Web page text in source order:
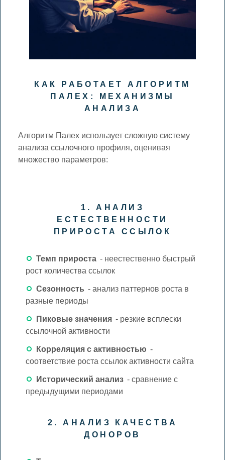
КАК РАБОТАЕТ АЛГОРИТМ
ПАЛЕХ: МЕХАНИЗМЫ
АНАЛИЗА
Алгоритм Палех использует сложную систему
анализа ссылочного профиля, оценивая
множество параметров:
1. АНАЛИЗ
ЕСТЕСТВЕННОСТИ
ПРИРОСТА ССЫЛОК
Темп прироста - неестественно быстрый
рост количества ссылок
Сезонность - анализ паттернов роста в
разные периоды
Пиковые значения - резкие всплески
ссылочной активности
Корреляция с активностью -
соответствие роста ссылок активности сайта
Исторический анализ - сравнение с
предыдущими периодами
2. АНАЛИЗ КАЧЕСТВА
ДОНОРОВ